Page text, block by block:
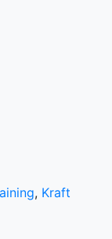
, Kraft